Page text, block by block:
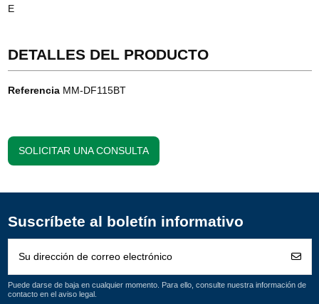
E
DETALLES DEL PRODUCTO
Referencia MM-DF115BT
SOLICITAR UNA CONSULTA
Suscríbete al boletín informativo
Puede darse de baja en cualquier momento. Para ello, consulte nuestra información de
contacto en el aviso legal.